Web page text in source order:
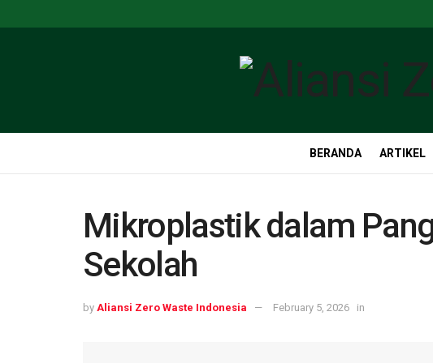
BERANDA ARTIKEL
Mikroplastik dalam
Sekolah
by Aliansi Zero Waste Indonesia February 5, 2026 in